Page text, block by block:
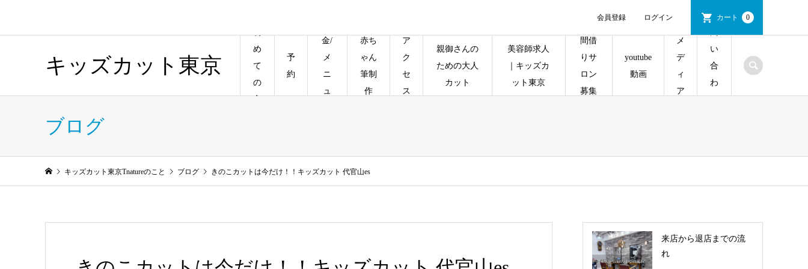
会員登録 ログイン カート 0
キッズカット東京
め
て
の
方
予
約
金/
メ
ニ
ュ
赤ち
ゃん
筆制
作
ア
ク
セ
ス
親御さんの
ための大人
カット
美容師求人
｜キッズカ
ット東京
間借
りサ
ロン
募集
youtube
動画
メ
デ
ィ
ア
い
合
わ
せ
ブログ
キッズカット東京Tnatureのこと ブログ きのこカットは今だけ！！キッズカット 代官山es
来店から退店までの流
れ